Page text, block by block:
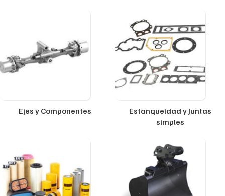
Ejes y Componentes
Estanqueidad y Juntas
simples